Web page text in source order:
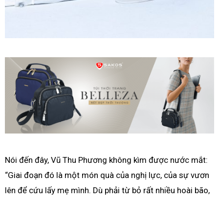
Nói đến đây, Vũ Thu Phương không kìm được nước mắt:
“Giai đoạn đó là một món quà của nghị lực, của sự vươn
lên để cứu lấy mẹ mình. Dù phải từ bỏ rất nhiều hoài bão,